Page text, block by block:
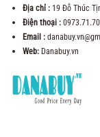
Địa chỉ :19 Đỗ Thúc
Điện thoại :
Email :
Web: Danabuy.vn